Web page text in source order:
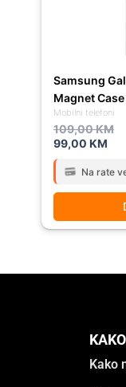
Mobilni telefoni
Samsung
Magnet
109,00KM
99,00 KM
Na rate
Kako